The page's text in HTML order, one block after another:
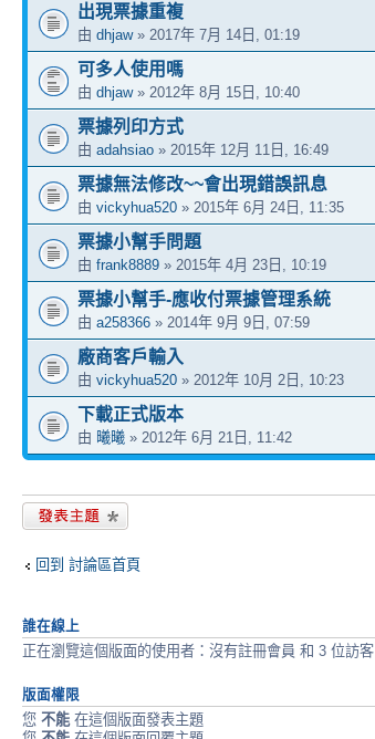
出現票據重複
由 dhjaw» 2017年 7月 14日, 01:19
可多人使用嗎
由 dhjaw» 2012年 8月 15日, 10:40
票據列印方式
由 adahsiao » 2015年 12月 11日, 16:49
票據無法修改~~會出現錯誤訊息
由 vickyhua520 » 2015年 6月 24日, 11:35
票據小幫手問題
由 frank8889 » 2015年 4月 23日, 10:19
票據小幫手-應收付票據管理系統
由 a258366 » 2014年 9月 9日, 07:59
廠商客戶輸入
由 vickyhua520 » 2012年 10月 2日, 10:23
下載正式版本
由 曦曦 » 2012年 6月 21日, 11:42
發表新主題
回到 討論區首頁
誰在線上
正在瀏覽這個版面的使用者：沒有註冊會員 和 3 位訪客
版面權限
您 不能 在這個版面發表主題